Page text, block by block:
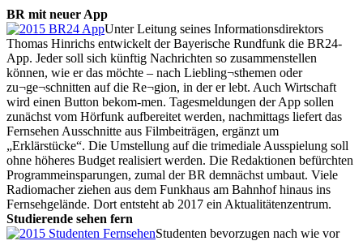
BR mit neuer App
Unter Leitung seines Informationsdirektors
Thomas Hinrichs entwickelt der Bayerische Rundfunk die BR24-
App. Jeder soll sich künftig Nachrichten so zusammenstellen
können, wie er das möchte – nach Liebling¬sthemen oder
zu¬ge¬schnitten auf die Re¬gion, in der er lebt. Auch Wirtschaft
wird einen Button bekom-men. Tagesmeldungen der App sollen
zunächst vom Hörfunk aufbereitet werden, nachmittags liefert das
Fernsehen Ausschnitte aus Filmbeiträgen, ergänzt um
„Erklärstücke“. Die Umstellung auf die trimediale Ausspielung soll
ohne höheres Budget realisiert werden. Die Redaktionen befürchten
Programmeinsparungen, zumal der BR demnächst umbaut. Viele
Radiomacher ziehen aus dem Funkhaus am Bahnhof hinaus ins
Fernsehgelände. Dort entsteht ab 2017 ein Aktualitätenzentrum.
Studierende sehen fern
Studenten bevorzugen nach wie vor